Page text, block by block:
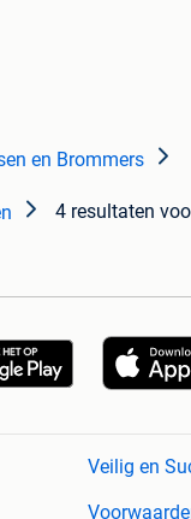
en Brommers
4 resultaten
Veilig en